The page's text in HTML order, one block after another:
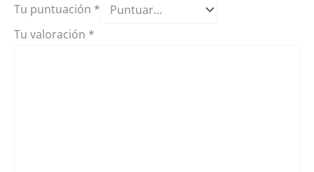
Tu puntuación *
Tu valoración *